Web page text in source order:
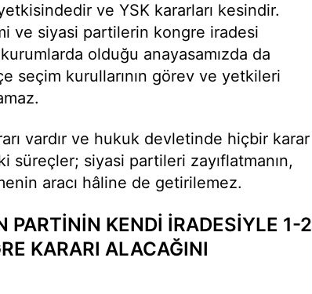
ve YSK kararları kesindir.
ve siyasi partilerin kongre iradesi
olduğu anayasamızda da
seçim kurullarının görev ve yetkileri
vardır ve hukuk devletinde hiçbir karar
süreçler; siyasi partileri zayıflatmanın,
aracı hâline de getirilemez.
PARTİNİN KENDİ İRADESİYLE 1-2
KARARI ALACAĞINI